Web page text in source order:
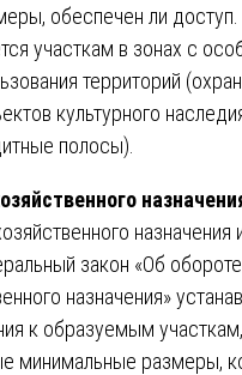
обеспечен ли
участкам в зонах с
территорий
культурного
полосы).
закон «Об
назначения»
к образуемым
минимальные размеры,